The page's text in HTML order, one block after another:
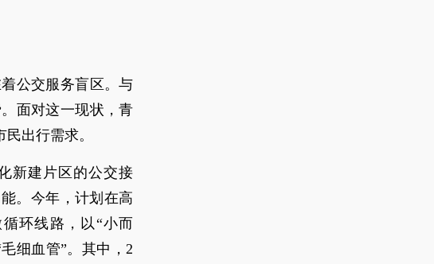
公交服务盲区。与
面对这一现状，青
出行需求。
新建片区的公交接
。今年，计划在高
环线路，以“小而
细血管”。其中，2